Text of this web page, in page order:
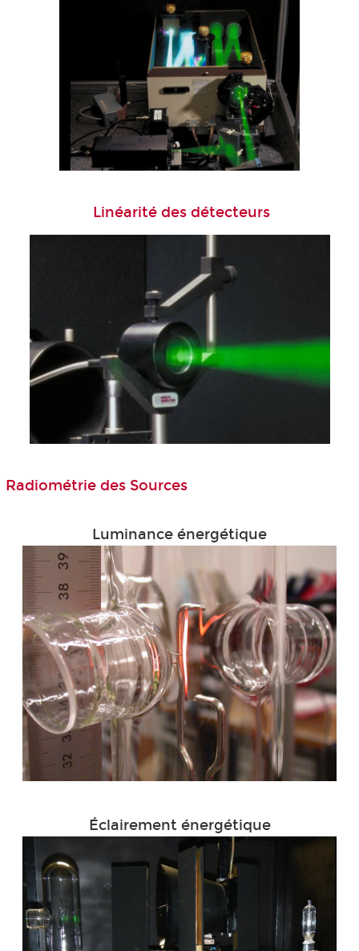
Linéarité des détecteurs
Radiométrie des Sources
Luminance énergétique
Éclairement énergétique